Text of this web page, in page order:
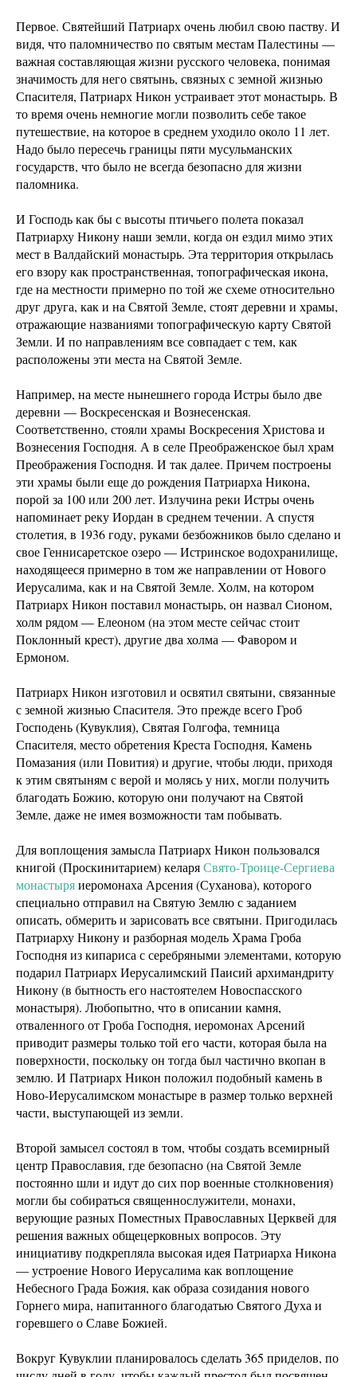
Первое. Святейший Патриарх очень любил свою паству. И
видя, что паломничество по святым местам Палестины —
важная составляющая жизни русского человека, понимая
значимость для него святынь, связных с земной жизнью
Спасителя, Патриарх Никон устраивает этот монастырь. В
то время очень немногие могли позволить себе такое
путешествие, на которое в среднем уходило около 11 лет.
Надо было пересечь границы пяти мусульманских
государств, что было не всегда безопасно для жизни
паломника.
И Господь как бы с высоты птичьего полета показал
Патриарху Никону наши земли, когда он ездил мимо этих
мест в Валдайский монастырь. Эта территория открылась
его взору как пространственная, топографическая икона,
где на местности примерно по той же схеме относительно
друг друга, как и на Святой Земле, стоят деревни и храмы,
отражающие названиями топографическую карту Святой
Земли. И по направлениям все совпадает с тем, как
расположены эти места на Святой Земле.
Например, на месте нынешнего города Истры было две
деревни — Воскресенская и Вознесенская.
Соответственно, стояли храмы Воскресения Христова и
Вознесения Господня. А в селе Преображенское был храм
Преображения Господня. И так далее. Причем построены
эти храмы были еще до рождения Патриарха Никона,
порой за 100 или 200 лет. Излучина реки Истры очень
напоминает реку Иордан в среднем течении. А спустя
столетия, в 1936 году, руками безбожников было сделано и
свое Геннисаретское озеро — Истринское водохранилище,
находящееся примерно в том же направлении от Нового
Иерусалима, как и на Святой Земле. Холм, на котором
Патриарх Никон поставил монастырь, он назвал Сионом,
холм рядом — Елеоном (на этом месте сейчас стоит
Поклонный крест), другие два холма — Фавором и
Ермоном.
Патриарх Никон изготовил и освятил святыни, связанные
с земной жизнью Спасителя. Это прежде всего Гроб
Господень (Кувуклия), Святая Голгофа, темница
Спасителя, место обретения Креста Господня, Камень
Помазания (или Повития) и другие, чтобы люди, приходя
к этим святыням с верой и молясь у них, могли получить
благодать Божию, которую они получают на Святой
Земле, даже не имея возможности там побывать.
Для воплощения замысла Патриарх Никон пользовался
книгой (Проскинитарием) келаряСвято-Троице-Сергиева
монастыряиеромонаха Арсения (Суханова), которого
специально отправил на Святую Землю с заданием
описать, обмерить и зарисовать все святыни. Пригодилась
Патриарху Никону и разборная модель Храма Гроба
Господня из кипариса с серебряными элементами, которую
подарил Патриарх Иерусалимский Паисий архимандриту
Никону (в бытность его настоятелем Новоспасского
монастыря). Любопытно, что в описании камня,
отваленного от Гроба Господня, иеромонах Арсений
приводит размеры только той его части, которая была на
поверхности, поскольку он тогда был частично вкопан в
землю. И Патриарх Никон положил подобный камень в
Ново-Иерусалимском монастыре в размер только верхней
части, выступающей из земли.
Второй замысел состоял в том, чтобы создать всемирный
центр Православия, где безопасно (на Святой Земле
постоянно шли и идут до сих пор военные столкновения)
могли бы собираться священнослужители, монахи,
верующие разных Поместных Православных Церквей для
решения важных общецерковных вопросов. Эту
инициативу подкрепляла высокая идея Патриарха Никона
— устроение Нового Иерусалима как воплощение
Небесного Града Божия, как образа созидания нового
Горнего мира, напитанного благодатью Святого Духа и
горевшего о Славе Божией.
Вокруг Кувуклии планировалось сделать 365 приделов, по